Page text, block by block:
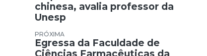
chinesa, avalia professor da
Unesp
Egressa da Faculdade de
Ciências Farmacêuticas da